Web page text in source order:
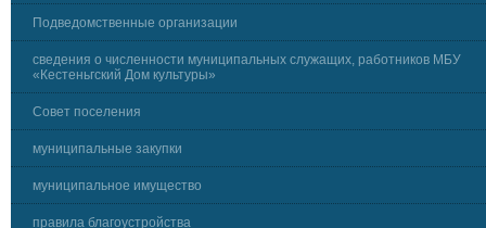
Подведомственные организации
сведения о численности муниципальных служащих, работников МБУ
«Кестеньгский Дом культуры»
Совет поселения
муниципальные закупки
муниципальное имущество
правила благоустройства